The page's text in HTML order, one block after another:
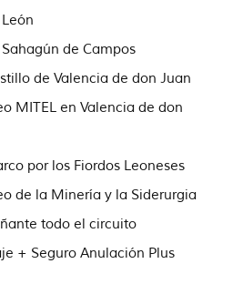
de Campos
de Valencia de don Juan
MITEL en Valencia de don
por los Fiordos Leoneses
de la Minería y la Siderurgia
todo el circuito
+ Seguro Anulación Plus